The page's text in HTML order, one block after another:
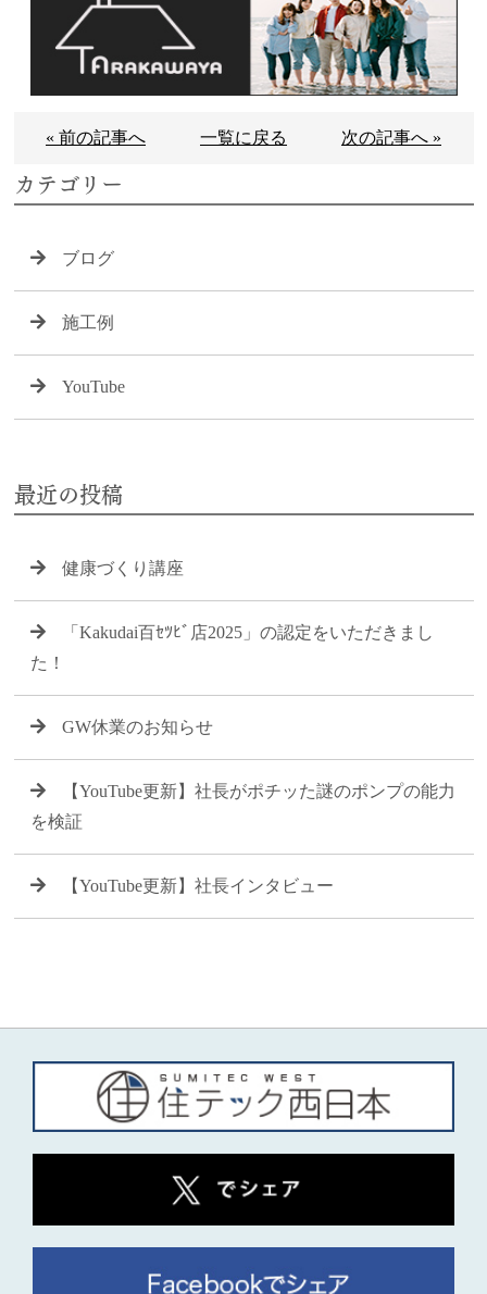
« 前の記事へ 一覧に戻る 次の記事へ »
カテゴリー
ブログ
施工例
YouTube
最近の投稿
健康づくり講座
「Kakudai百ｾﾂﾋﾞ店2025」の認定をいただきまし
た！
GW休業のお知らせ
【YouTube更新】社長がポチッた謎のポンプの能力
を検証
【YouTube更新】社長インタビュー